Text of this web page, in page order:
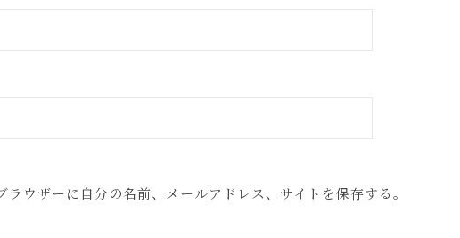
ウザーに自分の名前、メールアドレス、サイトを保存する。